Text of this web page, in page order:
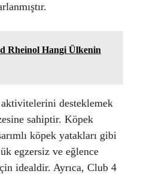
Rheinol Hangi Ülkenin
desteklemek
sahiptir. Köpek
köpek yatakları gibi
egzersiz ve eğlence
idealdir. Ayrıca, Club 4